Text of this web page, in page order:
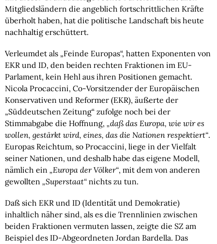
Mitgliedsländern die angeblich fortschrittlichen Kräfte
überholt haben, hat die politische Landschaft bis heute
nachhaltig erschüttert.
Verleumdet als „Feinde Europas“, hatten Exponenten von
EKR und ID, den beiden rechten Fraktionen im EU-
Parlament, kein Hehl aus ihren Positionen gemacht.
Nicola Procaccini, Co-Vorsitzender der Europäischen
Konservativen und Reformer (EKR), äußerte der
„Süddeutschen Zeitung“ zufolge noch bei der
Stimmabgabe die Hoffnung, „daß das Europa, wie wir es
wollen, gestärkt wird, eines, das die Nationen respektiert“.
Europas Reichtum, so Procaccini, liege in der Vielfalt
seiner Nationen, und deshalb habe das eigene Modell,
nämlich ein „Europa der Völker“, mit dem von anderen
gewollten „Superstaat“ nichts zu tun.
Daß sich EKR und ID (Identität und Demokratie)
inhaltlich näher sind, als es die Trennlinien zwischen
beiden Fraktionen vermuten lassen, zeigte die SZ am
Beispiel des ID-Abgeordneten Jordan Bardella. Das